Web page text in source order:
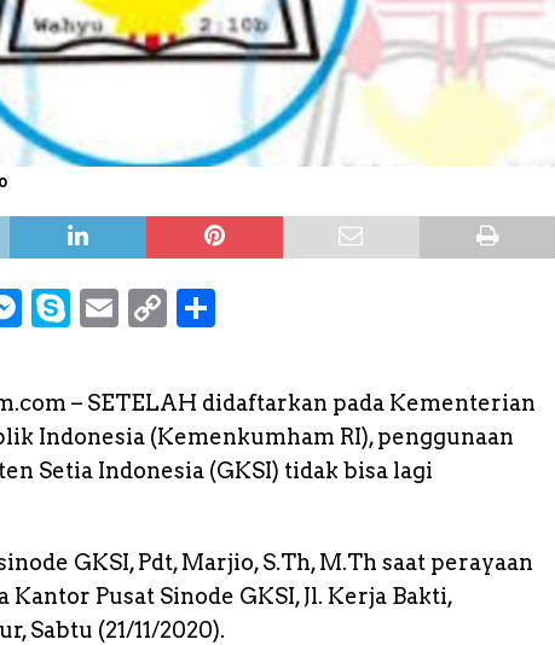
M
s
e
e
r
S
y
p
e
E
a
il
C
p
y
L
k
a
r
e
– SETELAH didaftarkan pada Kementerian
Indonesia (Kemenkumham RI), penggunaan
Setia Indonesia (GKSI) tidak bisa lagi
GKSI, Pdt, Marjio, S.Th, M.Th saat perayaan
Pusat Sinode GKSI, Jl. Kerja Bakti,
Sabtu (21/11/2020).